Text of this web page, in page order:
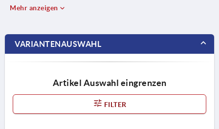
Mehr anzeigen
VARIANTENAUSWAHL
Artikel Auswahl eingrenzen
FILTER